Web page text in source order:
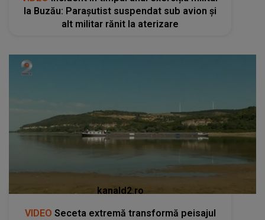
la Buzău: Parașutist suspendat sub avion și
alt militar rănit la aterizare
kanald2.ro
VIDEO Seceta extremă transformă peisajul